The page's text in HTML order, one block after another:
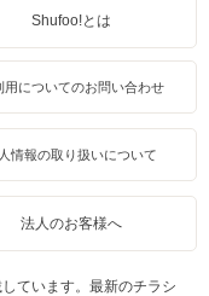
Shufoo!とは
用についてのお問い合わせ
情報の取り扱いについて
法人のお客様へ
ています。最新のチラシ